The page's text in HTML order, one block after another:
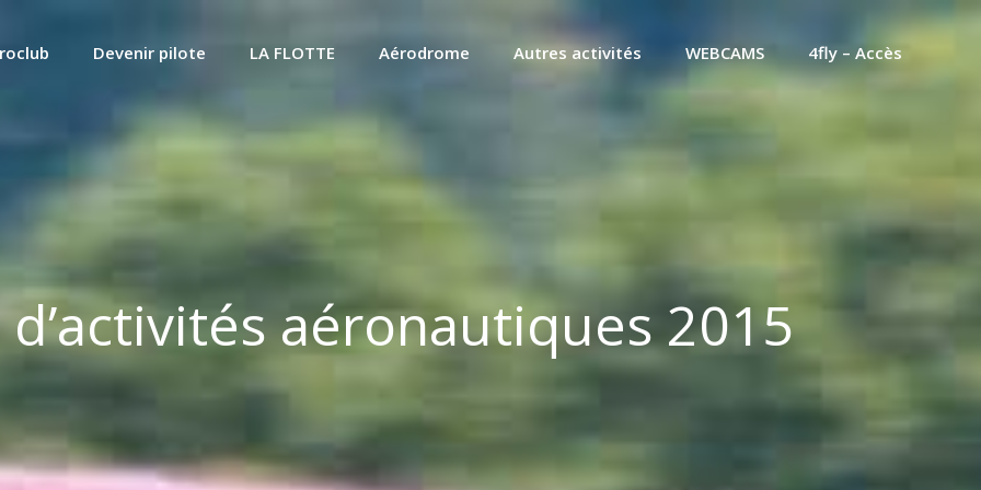
Devenir pilote LA FLOTTE Aérodrome Autres activités WEBCAMS 4fly – Accès
aéronautiques 2015